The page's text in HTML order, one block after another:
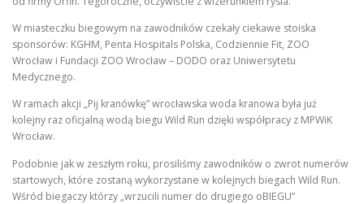
W miasteczku biegowym na zawodników czekały ciekawe stoiska
sponsorów: KGHM, Penta Hospitals Polska, Codziennie Fit, ZOO
Wrocław i Fundacji ZOO Wrocław – DODO oraz Uniwersytetu
Medycznego.
W ramach akcji „Pij kranówkę” wrocławska woda kranowa była już
kolejny raz oficjalną wodą biegu Wild Run dzięki współpracy z MPWiK
Wrocław.
Podobnie jak w zeszłym roku, prosiliśmy zawodników o zwrot numerów
startowych, które zostaną wykorzystane w kolejnych biegach Wild Run.
Wśród biegaczy którzy „wrzucili numer do drugiego oBIEGU”